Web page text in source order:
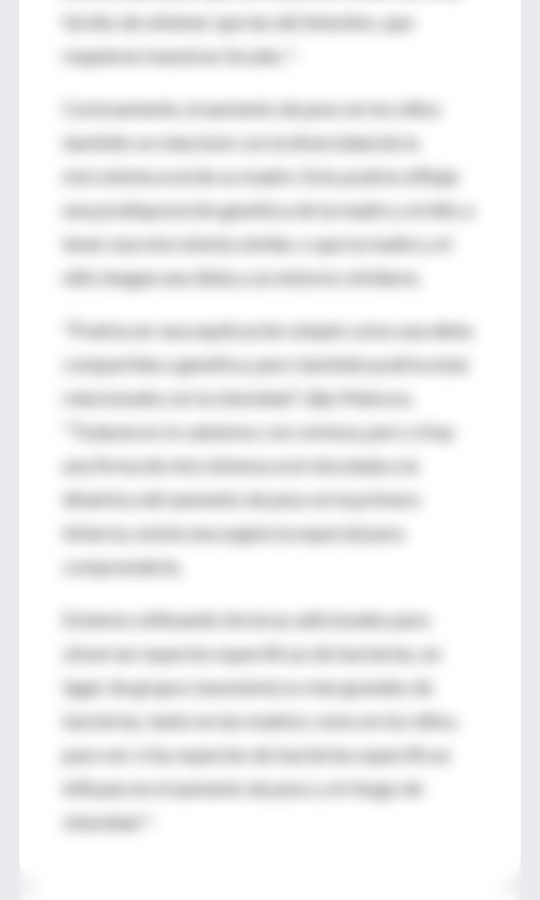
fáciles de obtener que las del intestino, que
requieren muestras fecales ".
Curiosamente, el aumento de peso en los niños
también se relacionó con la diversidad de la
microbiota oral de su madre. Esto podría reflejar
una predisposición genética de la madre y el niño a
tener una microbiota similar, o que la madre y el
niño tengan una dieta y un entorno similares.
"Podría ser una explicación simple como una dieta
compartida o genética, pero también podría estar
relacionada con la obesidad", dijo Makova.
"Todavía no lo sabemos con certeza, pero si hay
una firma de microbioma oral vinculada a la
dinámica del aumento de peso en la primera
infancia, existe una urgencia especial para
comprenderla.
Estamos utilizando técnicas adicionales para
observar especies específicas de bacterias, en
lugar de grupos taxonómicos más grandes de
bacterias, tanto en las madres como en los niños,
para ver si las especies de bacterias específicas
influyen en el aumento de peso y el riesgo de
obesidad ".